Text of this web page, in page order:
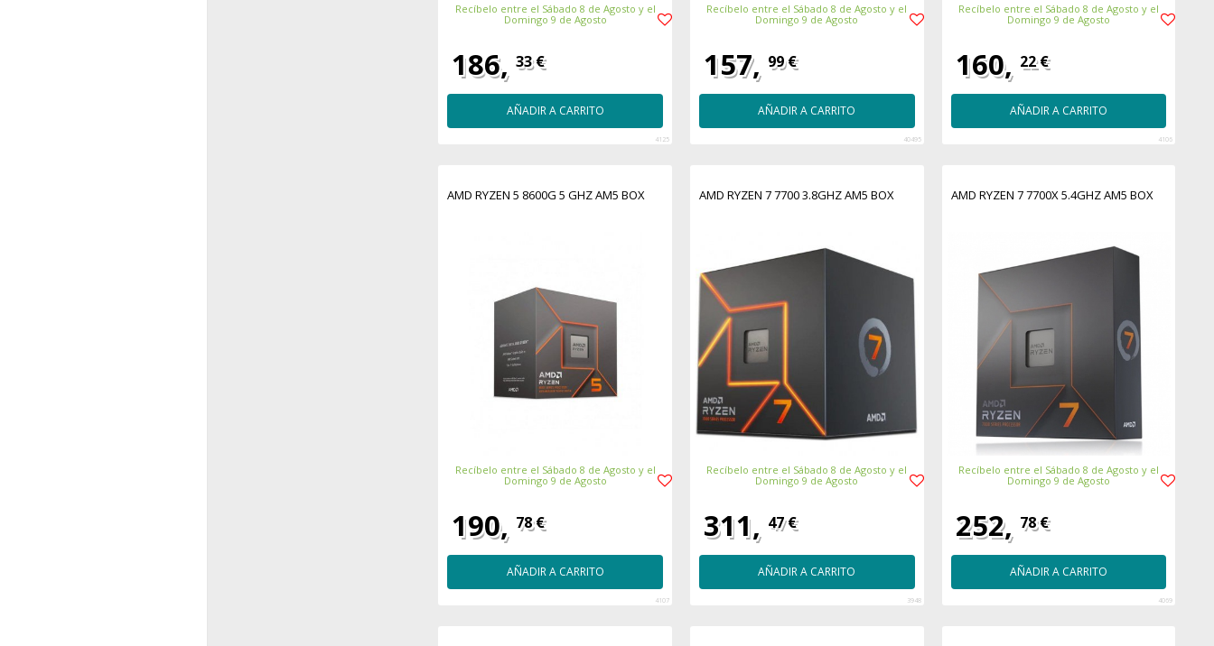
Recíbelo entre el Sábado 8 de Agosto y el
Domingo 9 de Agosto
186,33 €
AÑADIR A CARRITO
4125
Recíbelo entre el Sábado 8 de Agosto y el
Domingo 9 de Agosto
157, 99 €
AÑADIR A CARRITO
40495
Recíbelo entre el Sábado 8 de Agosto y el
Domingo 9 de Agosto
160, 22 €
AÑADIR A CARRITO
4106
AMD RYZEN 5 8600G 5 GHZ AM5 BOX
Recíbelo entre el Sábado 8 de Agosto y el
Domingo 9 de Agosto
190, 78 €
AÑADIR A CARRITO
4107
AMD RYZEN 7 7700 3.8GHZ AM5 BOX
Recíbelo entre el Sábado 8 de Agosto y el
Domingo 9 de Agosto
311, 47 €
AÑADIR A CARRITO
3948
AMD RYZEN 7 7700X 5.4GHZ AM5 BOX
Recíbelo entre el Sábado 8 de Agosto y el
Domingo 9 de Agosto
252, 78 €
AÑADIR A CARRITO
4069